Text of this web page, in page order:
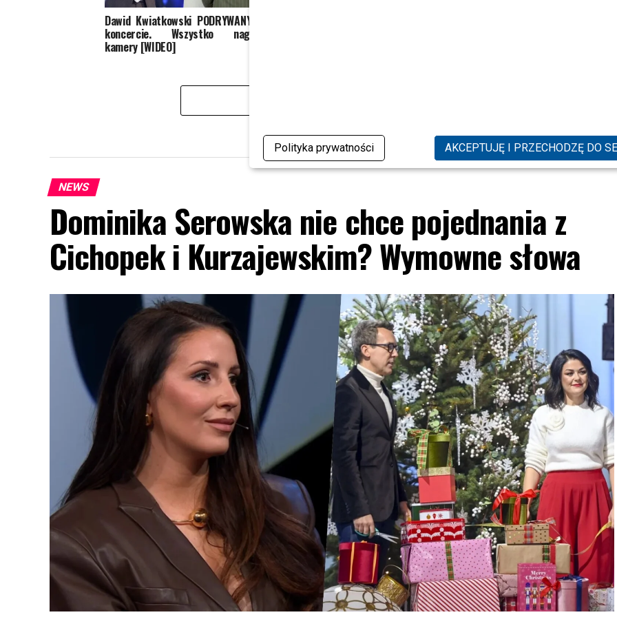
Polityka prywatności AKCEPTUJĘ I PRZECHODZĘ DO
Dawid Kwiatkowski PODRYWANY na
koncercie. Wszystko nagrały
kamery [WIDEO]
NEWS
Dominika Serowska nie chce pojednania z
Cichopek i Kurzajewskim? Wymowne słowa